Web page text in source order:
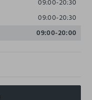
09:00-20:30
09:00-20:00